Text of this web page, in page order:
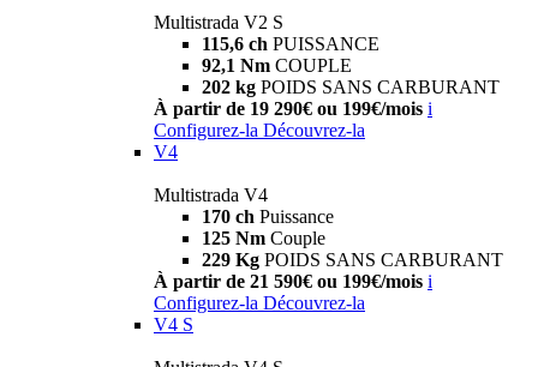
Multistrada V2 S
115,6 ch PUISSANCE
92,1 Nm COUPLE
202 kg POIDS SANS CARBURANT
À partir de 19 290€ ou 199€/mois i
Configurez-la Découvrez-la
V4
Multistrada V4
170 ch Puissance
125 Nm Couple
229 Kg POIDS SANS CARBURANT
À partir de 21 590€ ou 199€/mois i
Configurez-la Découvrez-la
V4 S